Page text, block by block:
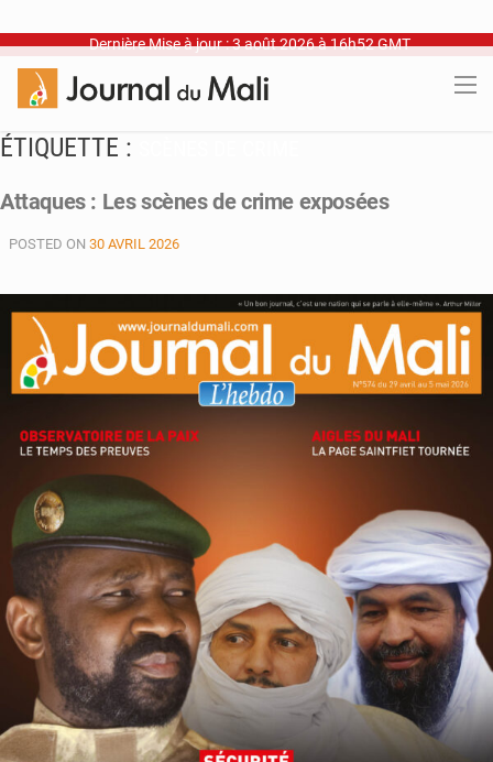
Dernière Mise à jour : 3 août 2026 à 16h52 GMT
ÉTIQUETTE :
Attaques : Les scènes de crime exposées
POSTED ON 30 AVRIL 2026